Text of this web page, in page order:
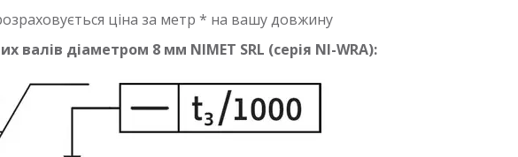
ціна за метр * на вашу довжину
валів діаметром 8 мм NIMET SRL (серія NI-WRA):